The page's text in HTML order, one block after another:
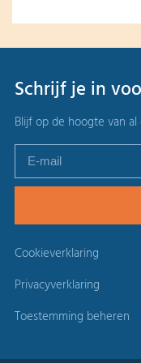
Schrijf je in
Blijf op de hoogte van
Cookieverklaring
Privacyverklaring
Toestemming beheren